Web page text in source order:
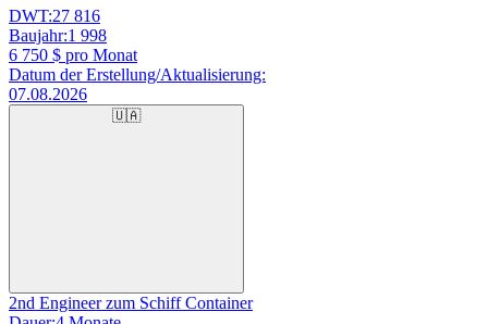
DWT:27 816
Baujahr:1 998
6 750 $ pro Monat
Datum der Erstellung/Aktualisierung:
07.08.2026
🇺🇦
2nd Engineer zum Schiff Container